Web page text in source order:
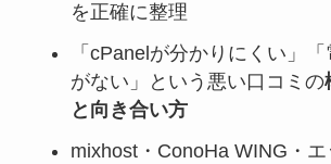
を正確に整理
「cPanelが分かりにくい」
がない」という悪い口コミの
と向き合い方
mixhost・ConoHa WING・